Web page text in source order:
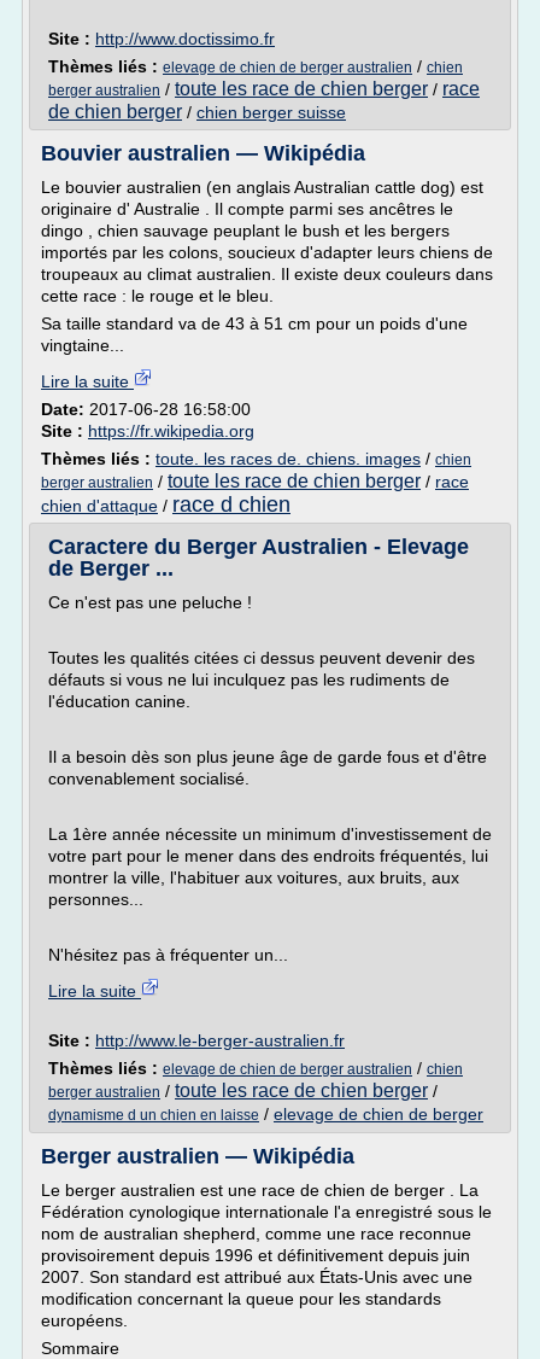
Site : http://www.doctissimo.fr
Thèmes liés : elevage de chien de berger australien / chien
berger australien / toute les race de chien berger / race
de chien berger / chien berger suisse
Bouvier australien — Wikipédia
Le bouvier australien (en anglais Australian cattle dog) est
originaire d' Australie . Il compte parmi ses ancêtres le
dingo , chien sauvage peuplant le bush et les bergers
importés par les colons, soucieux d'adapter leurs chiens de
troupeaux au climat australien. Il existe deux couleurs dans
cette race : le rouge et le bleu.
Sa taille standard va de 43 à 51 cm pour un poids d'une
vingtaine...
Lire la suite
Date: 2017-06-28 16:58:00
Site : https://fr.wikipedia.org
Thèmes liés : toute. les races de. chiens. images / chien
berger australien / toute les race de chien berger / race
chien d'attaque / race d chien
Caractere du Berger Australien - Elevage
de Berger ...
Ce n'est pas une peluche !
Toutes les qualités citées ci dessus peuvent devenir des
défauts si vous ne lui inculquez pas les rudiments de
l'éducation canine.
Il a besoin dès son plus jeune âge de garde fous et d'être
convenablement socialisé.
La 1ère année nécessite un minimum d'investissement de
votre part pour le mener dans des endroits fréquentés, lui
montrer la ville, l'habituer aux voitures, aux bruits, aux
personnes...
N'hésitez pas à fréquenter un...
Lire la suite
Site : http://www.le-berger-australien.fr
Thèmes liés : elevage de chien de berger australien / chien
berger australien / toute les race de chien berger /
dynamisme d un chien en laisse / elevage de chien de berger
Berger australien — Wikipédia
Le berger australien est une race de chien de berger . La
Fédération cynologique internationale l'a enregistré sous le
nom de australian shepherd, comme une race reconnue
provisoirement depuis 1996 et définitivement depuis juin
2007. Son standard est attribué aux États-Unis avec une
modification concernant la queue pour les standards
européens.
Sommaire